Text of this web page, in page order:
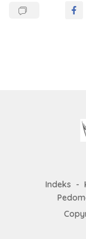
Indeks